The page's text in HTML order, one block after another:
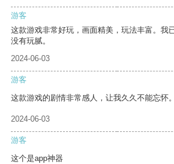
游客
这款游戏非常好玩，画面精美，玩法丰富。我
没有玩腻。
2024-06-03
游客
这款游戏的剧情非常感人，让我久久不能忘怀。
2024-06-03
游客
这个是app神器